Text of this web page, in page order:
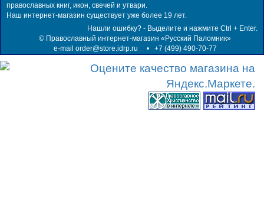
православных книг, икон, свечей и утвари.
Наш интернет-магазин существует уже более 19 лет.
Нашли ошибку? - Выделите и нажмите Ctrl + Enter.
© Православный интернет-магазин «Русский Паломник»
e-mail order@store.idrp.ru • +7 (499) 490-70-77